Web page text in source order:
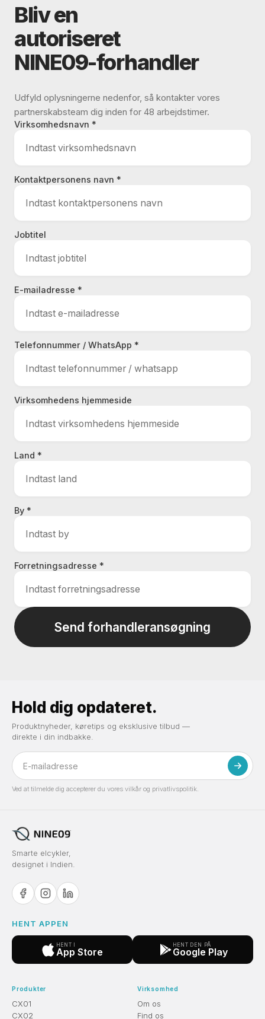
Bliv en
autoriseret
NINE09-forhandler
Udfyld oplysningerne nedenfor, så kontakter vores
partnerskabsteam dig inden for 48 arbejdstimer.
Virksomhedsnavn *
Kontaktpersonens navn *
Jobtitel
E-mailadresse *
Telefonnummer / WhatsApp *
Virksomhedens hjemmeside
Land *
By *
Forretningsadresse *
Send forhandleransøgning
Hold dig opdateret.
Produktnyheder, køretips og eksklusive tilbud —
direkte i din indbakke.
Ved at tilmelde dig accepterer du vores vilkår og privatlivspolitik.
Smarte elcykler,
designet i Indien.
HENT APPEN
HENT I
App Store
HENT DEN PÅ
Google Play
Produkter
CX01
CX02
Virksomhed
Om os
Find os